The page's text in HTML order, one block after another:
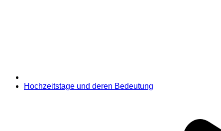
Hochzeitstage und deren Bedeutung